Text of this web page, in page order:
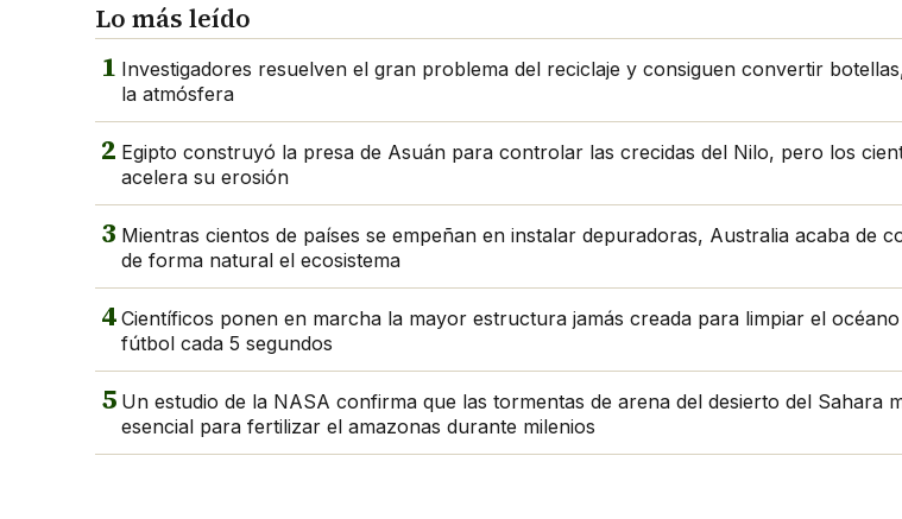
Lo más leído
1 Investigadores resuelven el gran problema del reciclaje y consiguen convertir
la atmósfera
2 Egipto construyó la presa de Asuán para controlar las crecidas del Nilo, pero los
acelera su erosión
3 Mientras cientos de países se empeñan en instalar depuradoras, Australia acaba de
de forma natural el ecosistema
4 Científicos ponen en marcha la mayor estructura jamás creada para limpiar el
fútbol cada 5 segundos
5 Un estudio de la NASA confirma que las tormentas de arena del desierto del
esencial para fertilizar el amazonas durante milenios